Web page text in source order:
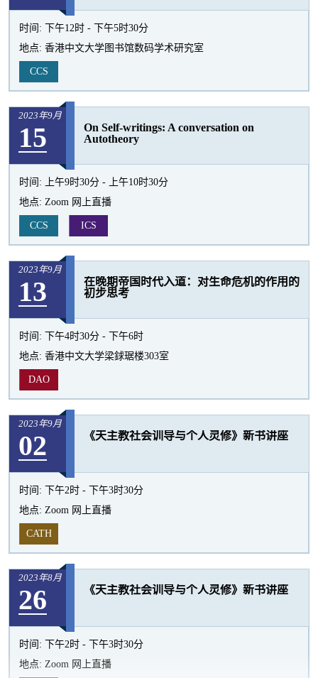
时间:
下午12时 - 下午5时30分
地点: 香港中文大学图书馆数码学术研究室
CCS
2023年9月
15
On Self-writings: A conversation on
Autotheory
时间:
上午9时30分 - 上午10时30分
地点: Zoom 网上直播
CCS ICS
2023年9月
13
在晚期帝国时代入道：对生命危机的作用的
初步思考
时间:
下午4时30分 - 下午6时
地点: 香港中文大学梁銶琚楼303室
DAO
2023年9月
02 《天主教社会训导与个人灵修》新书讲座
时间:
下午2时 - 下午3时30分
地点: Zoom 网上直播
CATH
2023年8月
26 《天主教社会训导与个人灵修》新书讲座
时间:
下午2时 - 下午3时30分
地点: Zoom 网上直播